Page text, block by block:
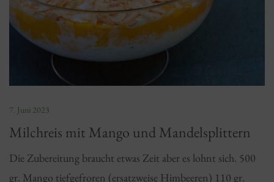
7. Juni 2023
Milchreis mit Mango und Mandelsplittern
Die Zubereitung braucht etwas Zeit aber es lohnt sich. 500
gr. Mango tiefgefroren (ersatzweise Himbeeren) 110 gr.